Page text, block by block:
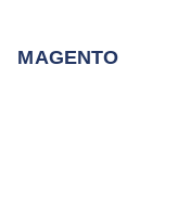
MAGENTO